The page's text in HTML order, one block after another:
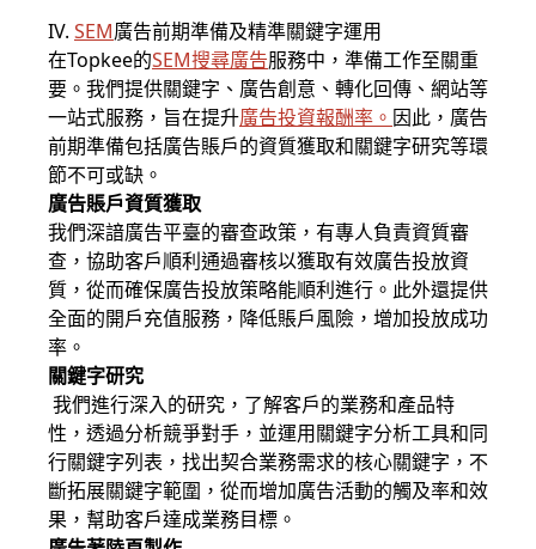
IV. SEM廣告前期準備及精準關鍵字運用
在Topkee的SEM搜尋廣告服務中，準備工作至關重
要。我們提供關鍵字、廣告創意、轉化回傳、網站等
一站式服務，旨在提升廣告投資報酬率 。 因此，廣告
前期準備包括廣告賬戶的資質獲取和關鍵字研究等環
節不可或缺。
廣告賬戶資質獲取
我們深諳廣告平臺的審查政策，有專人負責資質審
查，協助客戶順利通過審核以獲取有效廣告投放資
質，從而確保廣告投放策略能順利進行。此外還提供
全面的開戶充值服務，降低賬戶風險，增加投放成功
率。
關鍵字研究
我們進行深入的研究，了解客戶的業務和產品特
性，透過分析競爭對手，並運用關鍵字分析工具和同
行關鍵字列表，找出契合業務需求的核心關鍵字，不
斷拓展關鍵字範圍，從而增加廣告活動的觸及率和效
果，幫助客戶達成業務目標。